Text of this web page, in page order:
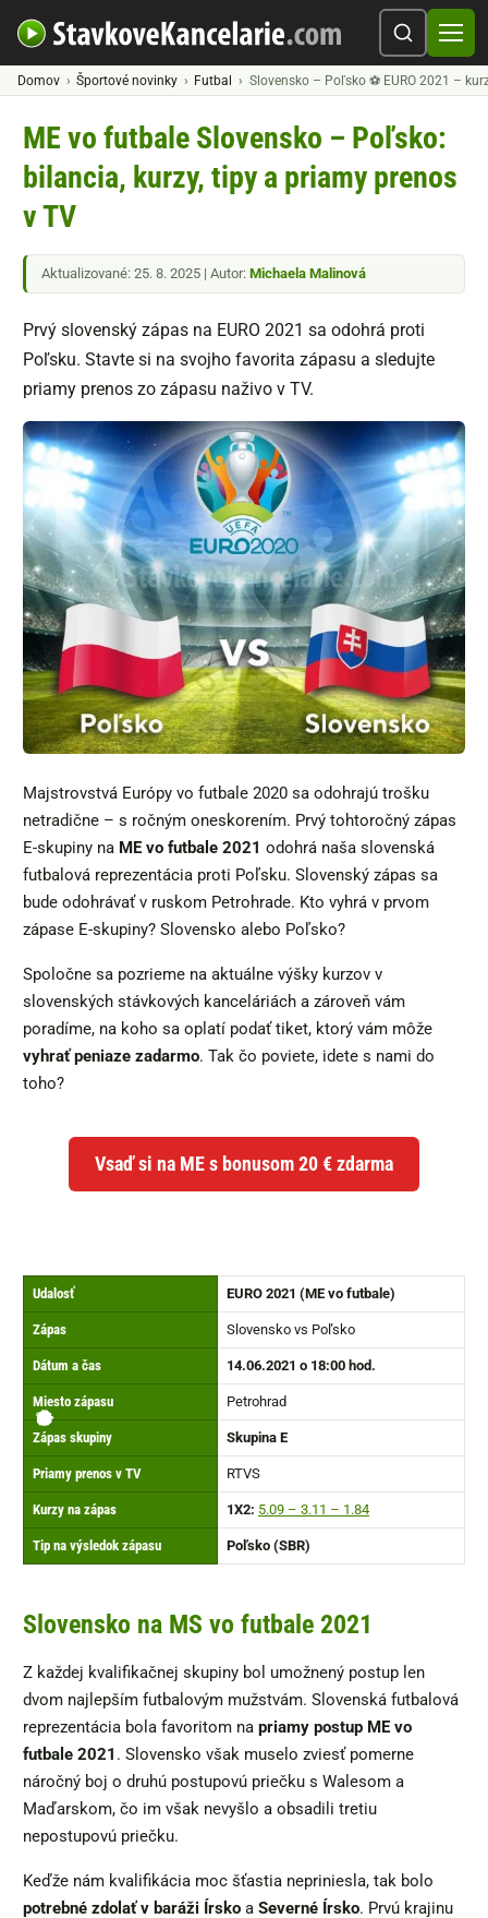
Domov Športové novinky Futbal Slovensko – Poľsko ⚽ EURO 2021 –
ME vo futbale Slovensko – Poľsko:
bilancia, kurzy, tipy a priamy prenos
v TV
Aktualizované: 25. 8. 2025 | Autor: Michaela Malinová
Prvý slovenský zápas na EURO 2021 sa odohrá proti
Poľsku. Stavte si na svojho favorita zápasu a sledujte
priamy prenos zo zápasu naživo v TV.
Majstrovstvá Európy vo futbale 2020 sa odohrajú trošku
netradične – s ročným oneskorením. Prvý tohtoročný zápas
E-skupiny na ME vo futbale 2021 odohrá naša slovenská
futbalová reprezentácia proti Poľsku. Slovenský zápas sa
bude odohrávať v ruskom Petrohrade. Kto vyhrá v prvom
zápase E-skupiny? Slovensko alebo Poľsko?
Spoločne sa pozrieme na aktuálne výšky kurzov v
slovenských stávkových kanceláriách a zároveň vám
poradíme, na koho sa oplatí podať tiket, ktorý vám môže
vyhrať peniaze zadarmo. Tak čo poviete, idete s nami do
toho?
Vsaď si na ME s bonusom 20 € zdarma
🏆
Udalosť EURO 2021 (ME vo futbale)
⚽
Zápas Slovensko vs Poľsko
⏰
Dátum a čas 14.06.2021 o 18:00 hod.
🏟️
Miesto zápasu
Petrohrad
✅
Zápas skupiny
Skupina E
📺
Priamy prenos v TV RTVS
👉
Kurzy na zápas 1X2: 5.09 – 3.11 – 1.84
✌️
Tip na výsledok zápasu Poľsko (SBR)
Slovensko na MS vo futbale 2021
Z každej kvalifikačnej skupiny bol umožnený postup len
dvom najlepším futbalovým mužstvám. Slovenská futbalová
reprezentácia bola favoritom na priamy postup ME vo
futbale 2021 . Slovensko však muselo zviesť pomerne
náročný boj o druhú postupovú priečku s Walesom a
Maďarskom, čo im však nevyšlo a obsadili tretiu
nepostupovú priečku.
Keďže nám kvalifikácia moc šťastia nepriniesla, tak bolo
potrebné zdolať v baráži Írsko a Severné Írsko. Prvú krajinu